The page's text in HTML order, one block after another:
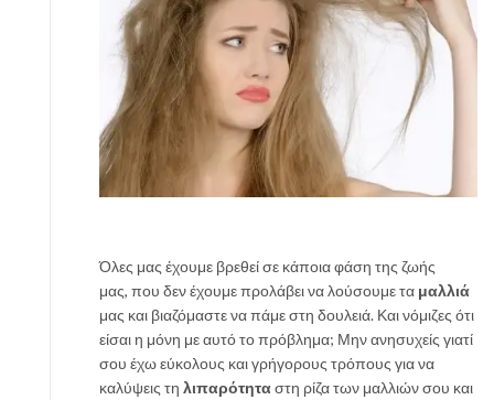
Όλες μας έχουμε βρεθεί σε κάποια φάση της ζωής
μας, που δεν έχουμε προλάβει να λούσουμε τα μαλλιά
μας και βιαζόμαστε να πάμε στη δουλειά. Και νόμιζες ότι
είσαι η μόνη με αυτό το πρόβλημα; Μην ανησυχείς γιατί
σου έχω εύκολους και γρήγορους τρόπους για να
καλύψεις τη λιπαρότηταστη ρίζα των μαλλιών σου και